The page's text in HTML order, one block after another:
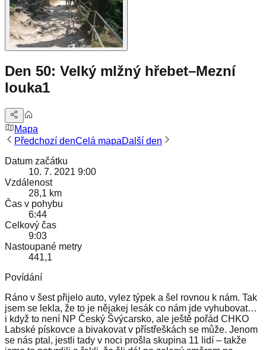
Den 50: Velký mlžný hřebet–Mezní
louka1
Mapa
Předchozí denCelá mapaDalší den
Datum začátku
10. 7. 2021 9:00
Vzdálenost
28,1 km
Čas v pohybu
6:44
Celkový čas
9:03
Nastoupané metry
441,1
Povídání
Ráno v šest přijelo auto, vylez týpek a šel rovnou k nám. Tak
jsem se lekla, že to je nějakej lesák co nám jde vyhubovat…
i když to není NP Český Švýcarsko, ale ještě pořád CHKO
Labské pískovce a bivakovat v přístřeškách se může. Jenom
se nás ptal, jestli tady v noci prošla skupina 11 lidí – takže